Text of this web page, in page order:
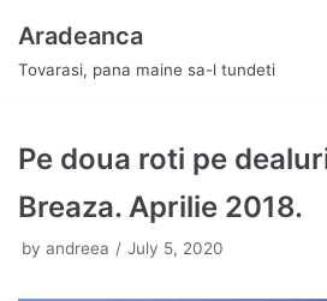
Skip
to
Aradeanca
Tovarasi, pana maine sa-l tundeti
Pe doua roti pe
Breaza. Aprilie 2018.
by andreea July 5, 2020